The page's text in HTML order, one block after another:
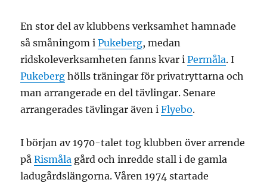
En stor del av klubbens verksamhet hamnade
så småningom iPukeberg, medan
ridskoleverksamheten fanns kvar iPermåla. I
Pukeberg hölls träningar för privatryttarna och
man arrangerade en del tävlingar. Senare
arrangerades tävlingar även iFlyebo.
I början av 1970-talet tog klubben över arrende
påRismåla gård och inredde stall i de gamla
ladugårdslängorna. Våren 1974 startade